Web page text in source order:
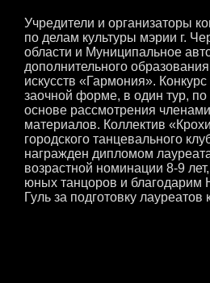
Учредители и организаторы
по делам культуры мэрии г.
области и Муниципальное
дополнительного
искусств «Гармония».
заочной форме, в один тур,
основе рассмотрения
материалов. Коллектив
городского танцевального
награжден дипломом
возрастной номинации 8-9
юных танцоров и благодарим
Гуль за подготовку лауреатов